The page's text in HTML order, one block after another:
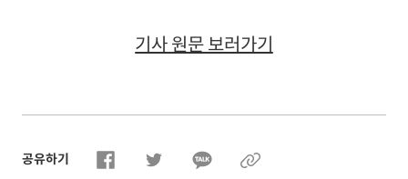
기사 원문 보러가기
공유하기